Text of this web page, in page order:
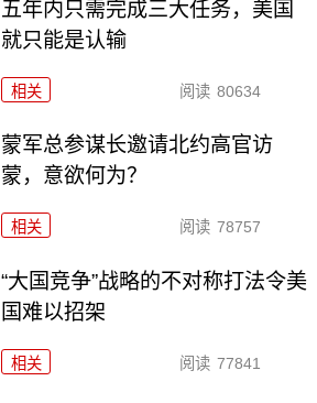
五年内只需完成三大任务，美国
就只能是认输
相关 阅读 80634
​蒙军总参谋长邀请北约高官访
蒙，意欲何为？
相关 阅读 78757
“大国竞争”战略的不对称打法令美
国难以招架
相关 阅读 77841